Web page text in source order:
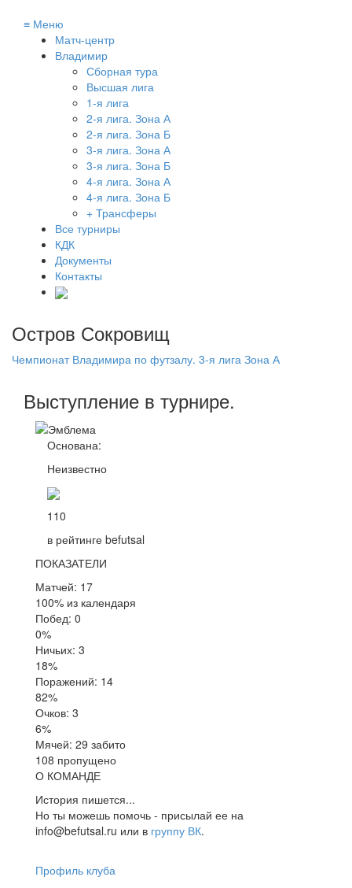
≡ Меню
Матч-центр
Владимир
Сборная тура
Высшая лига
1-я лига
2-я лига. Зона А
2-я лига. Зона Б
3-я лига. Зона А
3-я лига. Зона Б
4-я лига. Зона А
4-я лига. Зона Б
+ Трансферы
Все турниры
КДК
Документы
Контакты
Остров Сокровищ
Чемпионат Владимира по футзалу. 3-я лига Зона А
Выступление в турнире.
Основана:
Неизвестно
110
в рейтинге befutsal
ПОКАЗАТЕЛИ
Матчей: 17
100% из календаря
Побед: 0
0%
Ничьих: 3
18%
Поражений: 14
82%
Очков: 3
6%
Мячей: 29 забито
108 пропущено
О КОМАНДЕ
История пишется...
Но ты можешь помочь - присылай ее на
info@befutsal.ru или в группу ВК.
Профиль клуба